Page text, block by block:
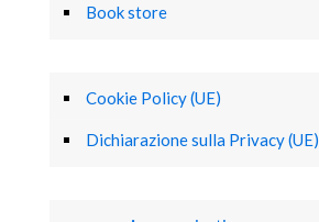
Book store
Cookie Policy (UE)
Dichiarazione sulla Privacy (UE)